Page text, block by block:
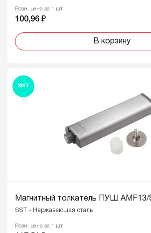
Розн. цена за 1 шт
100,96 ₽
В корзину
ХИТ
Магнитный толкатель ПУШ AMF13/
SST - Нержавеющая сталь
Розн. цена за 1 шт